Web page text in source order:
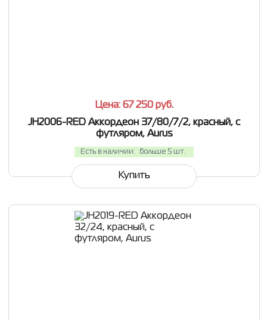
Цена: 67 250 руб.
JH2006-RED Аккордеон 37/80/7/2, красный, с
футляром, Aurus
Есть в наличии: больше 5 шт.
Купить